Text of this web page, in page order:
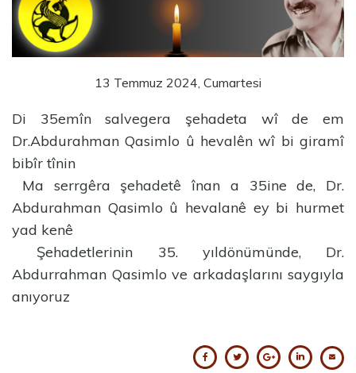
13 Temmuz 2024, Cumartesi
Di 35emîn salvegera şehadeta wî de em
Dr.Abdurahman Qasimlo û hevalên wî bi giramî
bibîr tînin
Ma serrgêra şehadetê înan a 35ine de, Dr.
Abdurahman Qasimlo û hevalanê ey bi hurmet
yad kenê
Şehadetlerinin 35. yıldönümünde, Dr.
Abdurrahman Qasimlo ve arkadaşlarını saygıyla
anıyoruz